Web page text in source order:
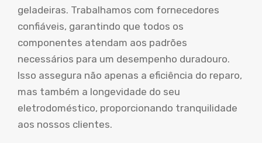
geladeiras. Trabalhamos com fornecedores
confiáveis, garantindo que todos os
componentes atendam aos padrões
necessários para um desempenho duradouro.
Isso assegura não apenas a eficiência do reparo,
mas também a longevidade do seu
eletrodoméstico, proporcionando tranquilidade
aos nossos clientes.